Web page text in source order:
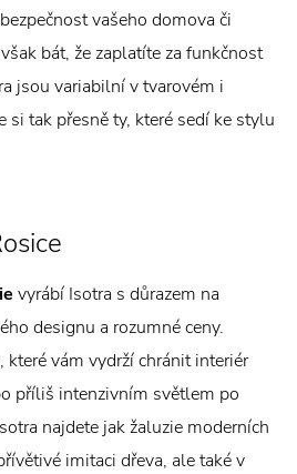
vašeho domova či
bát, že zaplatíte za funkčnost
jsou variabilní v tvarovém i
si tak přesně ty, které sedí ke stylu
vyrábí Isotra s důrazem na
designu a rozumné ceny.
vám vydrží chránit interiér
příliš intenzivním světlem po
najdete jak žaluzie moderních
imitaci dřeva, ale také v